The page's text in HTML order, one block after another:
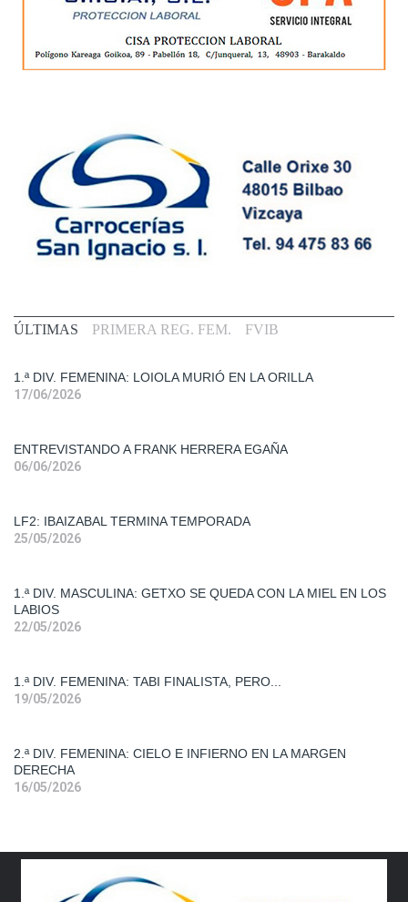
ÚLTIMAS PRIMERA REG. FEM. FVIB
Div.
1.ª DIV. FEMENINA: LOIOLA MURIÓ EN LA ORILLA
17/06/2026
ENTREVISTANDO A FRANK HERRERA EGAÑA
06/06/2026
Liga
Femenina
LF2: IBAIZABAL TERMINA TEMPORADA
25/05/2026
Primera
Div.
1.ª DIV. MASCULINA: GETXO SE QUEDA CON LA MIEL EN LOS
LABIOS
22/05/2026
Primera
Div.
1.ª DIV. FEMENINA: TABI FINALISTA, PERO...
19/05/2026
Segunda
2.ª DIV. FEMENINA: CIELO E INFIERNO EN LA MARGEN
DERECHA
16/05/2026